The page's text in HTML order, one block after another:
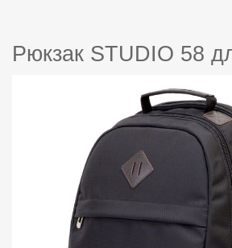
Рюкзак STUDIO 58